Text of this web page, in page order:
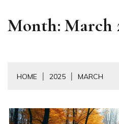
Month: March
HOME 2025 MARCH